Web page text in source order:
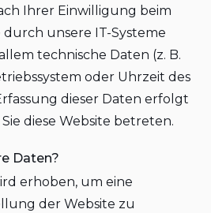
Ihrer Einwilligung beim
unsere IT-Systeme
technische Daten (z. B.
oder Uhrzeit des
dieser Daten erfolgt
diese Website betreten.
Daten?
erhoben, um eine
der Website zu